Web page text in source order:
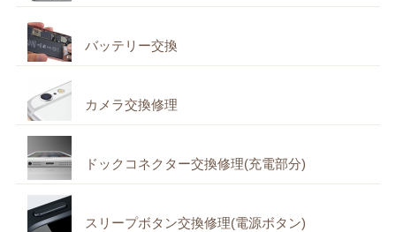
バッテリー交換
カメラ交換修理
ドックコネクター交換修理(充電部分)
スリープボタン交換修理(電源ボタン)